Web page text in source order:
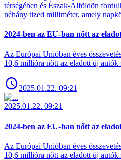
térségében és Észak-Alföldön
néhány tized milliméter, amely
2024-ben az EU-ban nőtt az
Az Európai Unióban éves
10,6 millióra nőtt az eladott új autók
2025.01.22. 09:21
2025.01.22. 09:21
2024-ben az EU-ban nőtt az
Az Európai Unióban éves
10,6 millióra nőtt az eladott új autók